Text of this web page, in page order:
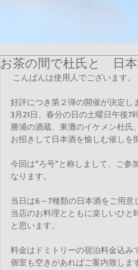
お茶の間で杜氏と 日
こんばんは使用人でございます。
好評につき第２弾の開催が決定し
3月21日、春分の日の土曜日午後7
勝浦の酒蔵、東灘のイケメン杜氏
お招きして日本酒を愉しむ催しを
今回は”ろ号”と称しまして、ご参
なります。
当日は6～7種類の日本酒をご用意
当店のお料理とともに楽しいひと
と思います。
料金はドミトリーの宿泊料金込み
個室も空きがあればご案内致しま